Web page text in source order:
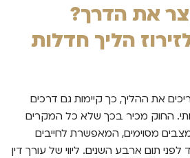
את הדרך?
הליך חדלות
את ההליך, כך קיימות גם דרכים
החוק מכיר בכך שלא כל המקרים
מסוימים, המאפשרת לחייבים
תום ארבע השנים. ליווי של עורך דין